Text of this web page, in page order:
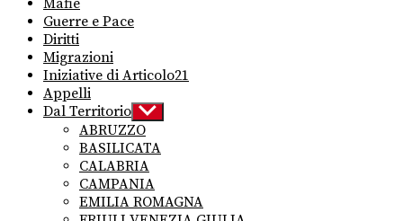
Guerre e Pace
Diritti
Migrazioni
Iniziative di Articolo21
Appelli
Dal Territorio Show
sub
menu
ABRUZZO
BASILICATA
CALABRIA
CAMPANIA
EMILIA ROMAGNA